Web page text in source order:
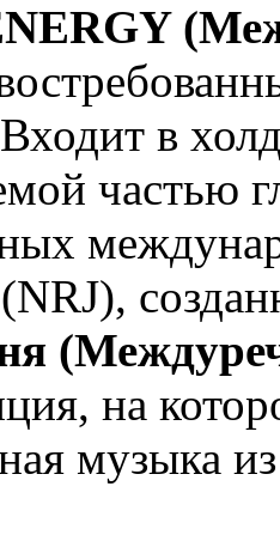
в
частью
на
музыка